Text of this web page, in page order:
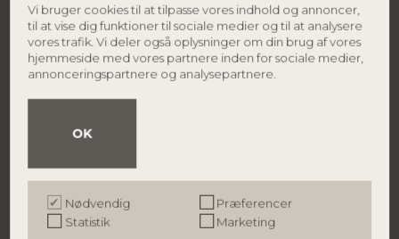
Vi bruger cookies til at tilpasse vores indhold og annoncer,
til at vise dig funktioner til sociale medier og til at analysere
vores trafik. Vi deler også oplysninger om din brug af vores
hjemmeside med vores partnere inden for sociale medier,
annonceringspartnere og analysepartnere.
OK
Nødvendig
Præferencer
Statistik
Marketing
DK-7430 Ikast
Danmark
Tlf.: +45 9626 4645
CVR.: 27 91 90 81
info@bloomingville.com
Find forhandler
Karriere
Smiley rapport
Persondatapolitik
Bloomingville MINI
ILLUME
Kontakt salgsteam
Messer & showrooms
Shop-in-shop